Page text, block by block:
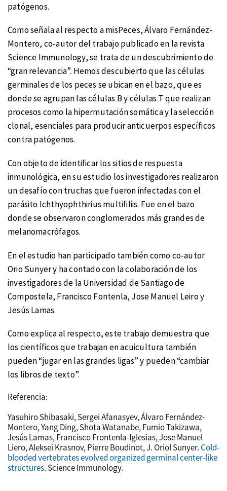
patógenos.
Como señala al respecto a misPeces, Álvaro Fernández-
Montero, co-autor del trabajo publicado en la revista
Science Immunology, se trata de un descubrimiento de
“gran relevancia”. Hemos descubierto que las células
germinales de los peces se ubican en el bazo, que es
donde se agrupan las células B y células T que realizan
procesos como la hipermutación somática y la selección
clonal, esenciales para producir anticuerpos específicos
contra patógenos.
Con objeto de identificar los sitios de respuesta
inmunológica, en su estudio los investigadores realizaron
un desafío con truchas que fueron infectadas con el
parásito Ichthyophthirius multifiliis. Fue en el bazo
donde se observaron conglomerados más grandes de
melanomacrófagos.
En el estudio han participado también como co-autor
Orio Sunyer y ha contado con la colaboración de los
investigadores de la Universidad de Santiago de
Compostela, Francisco Fontenla, Jose Manuel Leiro y
Jesús Lamas.
Como explica al respecto, este trabajo demuestra que
los científicos que trabajan en acuicultura también
pueden “jugar en las grandes ligas” y pueden “cambiar
los libros de texto”.
Referencia:
Yasuhiro Shibasaki, Sergei Afanasyev, Álvaro Fernández-
Montero, Yang Ding, Shota Watanabe, Fumio Takizawa,
Jesús Lamas, Francisco Frontenla-Iglesias, Jose Manuel
Liero, Aleksei Krasnov, Pierre Boudinot, J. Oriol Sunyer. Cold-
blooded vertebrates evolved organized germinal center-like
structures. Science Immunology.